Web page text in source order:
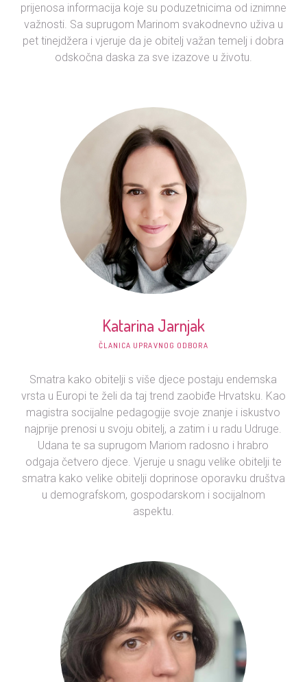
prijenosa informacija koje su poduzetnicima od iznimne
važnosti. Sa suprugom Marinom svakodnevno uživa u
pet tinejdžera i vjeruje da je obitelj važan temelj i dobra
odskočna daska za sve izazove u životu.
Katarina Jarnjak
ČLANICA UPRAVNOG ODBORA
Smatra kako obitelji s više djece postaju endemska
vrsta u Europi te želi da taj trend zaobiđe Hrvatsku. Kao
magistra socijalne pedagogije svoje znanje i iskustvo
najprije prenosi u svoju obitelj, a zatim i u radu Udruge.
Udana te sa suprugom Mariom radosno i hrabro
odgaja četvero djece. Vjeruje u snagu velike obitelji te
smatra kako velike obitelji doprinose oporavku društva
u demografskom, gospodarskom i socijalnom
aspektu.